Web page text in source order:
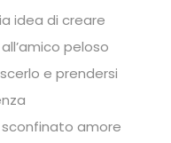
idea di creare
peloso
e prendersi
sconfinato amore